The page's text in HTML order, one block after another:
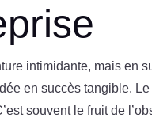
intimidante, mais en
en succès tangible.
souvent le fruit de